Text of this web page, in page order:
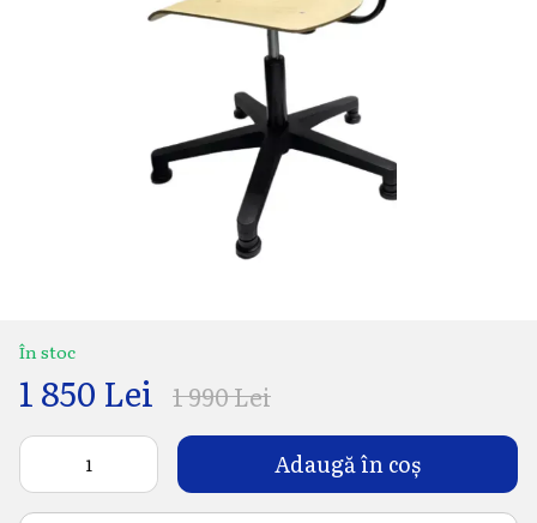
În stoc
1 850 Lei 1 990 Lei
Adaugă în coș